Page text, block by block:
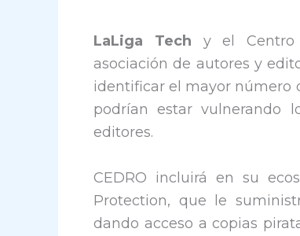
LaLiga Tech y el Centro
asociación de autores y
identificar el mayor número
podrían estar vulnerando
editores.
CEDRO incluirá en su
Protection, que le
dando acceso a copias